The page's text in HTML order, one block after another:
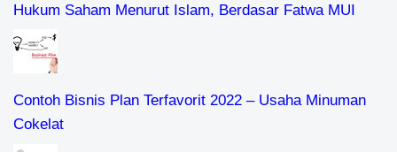
Hukum Saham Menurut Islam, Berdasar Fatwa MUI
Contoh Bisnis Plan Terfavorit 2022 – Usaha Minuman
Cokelat